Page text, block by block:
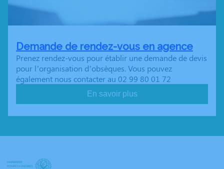
Demande de rendez-vous en agence
Prenez rendez-vous pour établir une demande de devis
pour l’organisation d’obsèques. Vous pouvez
également nous contacter au 02 99 80 01 72
En savoir plus